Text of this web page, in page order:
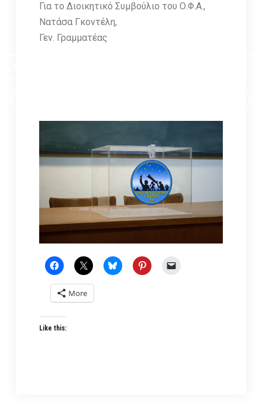
Για το Διοικητικό Συμβούλιο του Ο.Φ.Α.,
Νατάσα Γκοντέλη,
Γεν. Γραμματέας
More
Like this: